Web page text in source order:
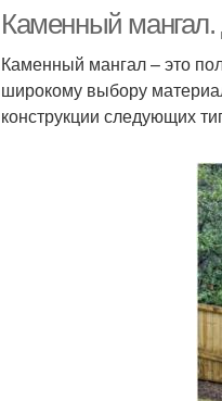
Каменный мангал.
Каменный мангал – это
широкому выбору
конструкции следующих